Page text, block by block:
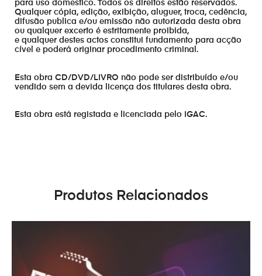
para uso domestico. Todos os direitos estão reservados.
Qualquer cópia, edição, exibição, aluguer, troca, cedência,
difusão publica e/ou emissão não autorizada desta obra
ou qualquer excerto é estritamente proibida,
e qualquer destes actos constitui fundamento para acção
cível e poderá originar procedimento criminal.
Esta obra CD/DVD/LIVRO não pode ser distribuído e/ou
vendido sem a devida licença dos titulares desta obra.
Esta obra está registada e licenciada pelo IGAC.
Produtos Relacionados